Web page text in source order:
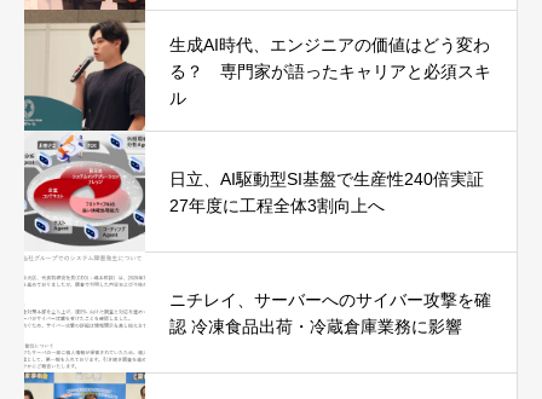
生成AI時代、エンジニアの価値はどう変わ
る？ 専門家が語ったキャリアと必須スキ
ル
日立、AI駆動型SI基盤で生産性240倍実証
27年度に工程全体3割向上へ
ニチレイ、サーバーへのサイバー攻撃を確
認 冷凍食品出荷・冷蔵倉庫業務に影響